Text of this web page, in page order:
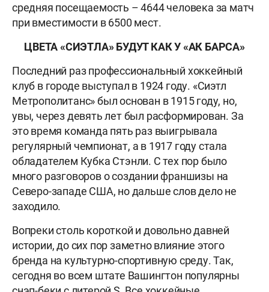
средняя посещаемость – 4644 человека за матч
при вместимости в 6500 мест.
ЦВЕТА «СИЭТЛА» БУДУТ КАК У «АК БАРСА»
Последний раз профессиональный хоккейный
клуб в городе выступал в 1924 году. «Сиэтл
Метрополитанс» был основан в 1915 году, но,
увы, через девять лет был расформирован. За
это время команда пять раз выигрывала
регулярный чемпионат, а в 1917 году стала
обладателем Кубка Стэнли. С тех пор было
много разговоров о создании франшизы на
Северо-западе США, но дальше слов дело не
заходило.
Вопреки столь короткой и довольно давней
истории, до сих пор заметно влияние этого
бренда на культурно-спортивную среду. Так,
сегодня во всем штате Вашингтон популярны